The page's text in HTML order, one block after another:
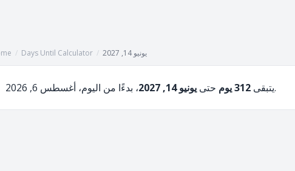
/ Days Until Calculator / يونيو 14, 2027
يتبقى 312 يوم حتى يونيو 14, 2027 ، بدءًا من اليوم، أغسطس 6, 2026.